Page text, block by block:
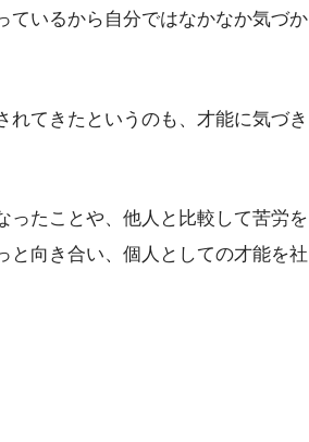
ているから自分ではなかなか気づか
てきたというのも、才能に気づき
ったことや、他人と比較して苦労を
と向き合い、個人としての才能を社